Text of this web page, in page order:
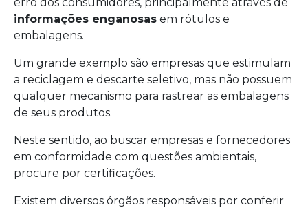
informações enganosas em rótulos e
embalagens.
Um grande exemplo são empresas que estimulam
a reciclagem e descarte seletivo, mas não possuem
qualquer mecanismo para rastrear as embalagens
de seus produtos.
Neste sentido, ao buscar empresas e fornecedores
em conformidade com questões ambientais,
procure por certificações.
Existem diversos órgãos responsáveis por conferir